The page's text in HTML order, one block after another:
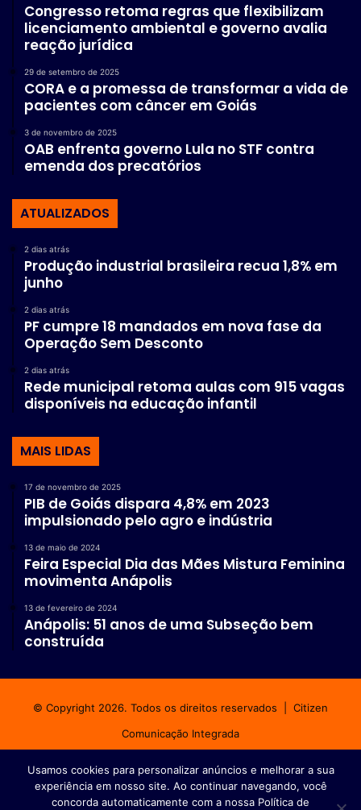
Congresso retoma regras que flexibilizam
licenciamento ambiental e governo avalia
reação jurídica
29 de setembro de 2025
CORA e a promessa de transformar a vida de
pacientes com câncer em Goiás
3 de novembro de 2025
OAB enfrenta governo Lula no STF contra
emenda dos precatórios
ATUALIZADOS
2 dias atrás
Produção industrial brasileira recua 1,8% em
junho
2 dias atrás
PF cumpre 18 mandados em nova fase da
Operação Sem Desconto
2 dias atrás
Rede municipal retoma aulas com 915 vagas
disponíveis na educação infantil
MAIS LIDAS
17 de novembro de 2025
PIB de Goiás dispara 4,8% em 2023
impulsionado pelo agro e indústria
13 de maio de 2024
Feira Especial Dia das Mães Mistura Feminina
movimenta Anápolis
13 de fevereiro de 2024
Anápolis: 51 anos de uma Subseção bem
construída
© Copyright 2026. Todos os direitos reservados | Citizen
Comunicação Integrada
FacebookInstagramWhatsApp
Usamos cookies para personalizar anúncios e melhorar a sua
experiência em nosso site. Ao continuar navegando, você
concorda automaticamente com a nossa Política de